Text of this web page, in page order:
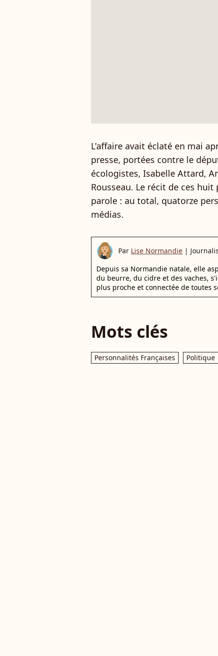
L'affaire avait éclaté en mai
presse, portées contre le
écologistes, Isabelle Attard,
Rousseau. Le récit de ces
parole : au total, quatorze
médias.
Par Lise Normandie |
Depuis sa Normandie natale, elle
du beurre, du cidre et des vaches,
plus proche et connectée de toutes
Mots clés
Personnalités Françaises Politique